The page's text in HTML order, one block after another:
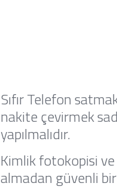
Sıfır Telefon
nakite çevirmek
yapılmalıdır.
Kimlik fotokopisi
almadan güvenli